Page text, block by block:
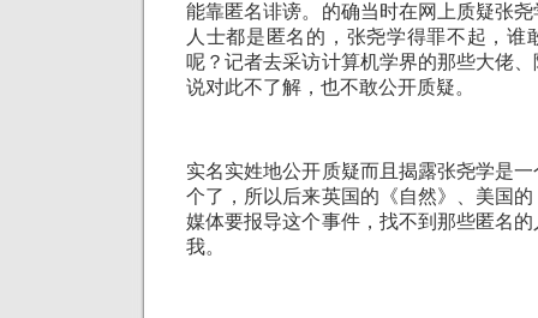
能靠匿名诽谤。的确当时在网上质疑张
人士都是匿名的，张尧学得罪不起，谁
呢？记者去采访计算机学界的那些大佬
说对此不了解，也不敢公开质疑。
实名实姓地公开质疑而且揭露张尧学是
个了，所以后来英国的《自然》、美国
媒体要报导这个事件，找不到那些匿名
我。